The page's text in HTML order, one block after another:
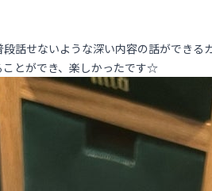
話せないような深い内容の話ができる
ことができ、楽しかったです☆